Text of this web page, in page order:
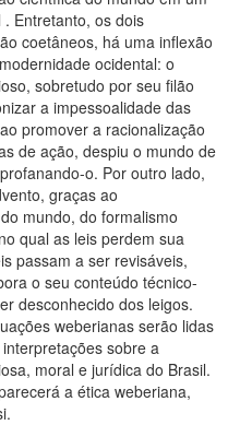
Entretanto, os dois
coetâneos, há uma inflexão
ocidental: o
sobretudo por seu filão
a impessoalidade das
promover a racionalização
de ação, despiu o mundo de
o. Por outro lado,
graças ao
mundo, do formalismo
qual as leis perdem sua
passam a ser revisáveis,
o seu conteúdo técnico-
desconhecido dos leigos.
weberianas serão lidas
sobre a
moral e jurídica do Brasil.
a ética weberiana,